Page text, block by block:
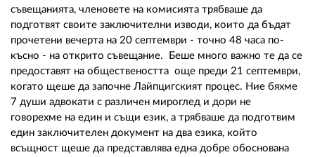
съвещанията, членовете на комисията трябваше да
подготвят своите заключителни изводи, които да бъдат
прочетени вечерта на 20 септември - точно 48 часа по-
късно - на открито съвещание. Беше много важно те да се
предоставят на обществеността още преди 21 септември,
когато щеше да започне Лайпцигският процес. Ние бяхме
7 души адвокати с различен мироглед и дори не
говорехме на един и същи език, а трябваше да подготвим
един заключителен документ на два езика, който
всъщност щеше да представлява една добре обоснована